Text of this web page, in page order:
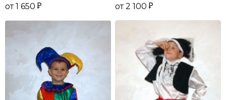
от 1 650
от 2 100